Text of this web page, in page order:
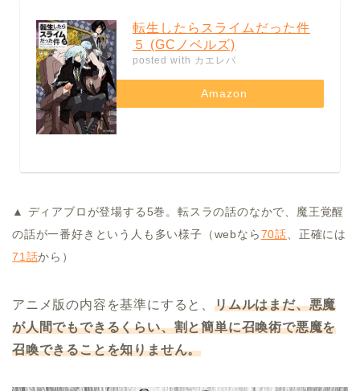
転生したらスライムだった件
５ (GCノベルズ)
posted with カエレバ
Amazon
▲ ディアブロが登場する5巻。転スラの話のなかで、魔王覚醒
の話が一番好きという人も多い様子（webなら70話 、正確には
71話から）
アニメ版の内容を基準にすると、 リムルはまだ、悪魔
が人間でもできるくらい、割と簡単に召喚術で悪魔を
召喚できることを知りません。